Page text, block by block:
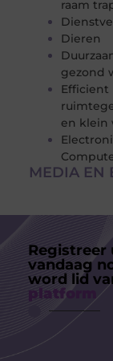
raam
Dieren
gezond
Efficient
en klein
MEDIA EN
Registreer
vandaag
word lid
platform